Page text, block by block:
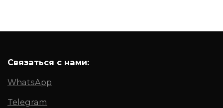
Связаться с нами:
WhatsApp
Telegram